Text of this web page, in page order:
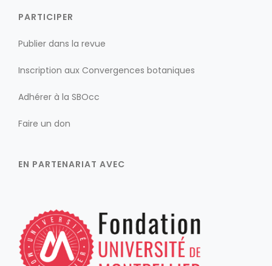
PARTICIPER
Publier dans la revue
Inscription aux Convergences botaniques
Adhérer à la SBOcc
Faire un don
EN PARTENARIAT AVEC